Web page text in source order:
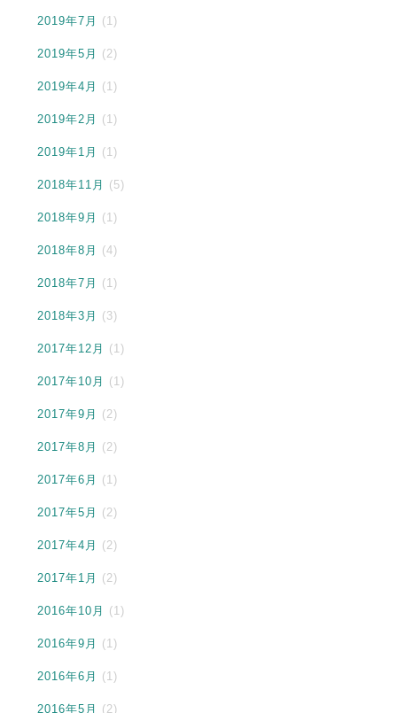
2019年7月 (1)
2019年5月 (2)
2019年4月 (1)
2019年2月 (1)
2019年1月 (1)
2018年11月 (5)
2018年9月 (1)
2018年8月 (4)
2018年7月 (1)
2018年3月 (3)
2017年12月 (1)
2017年10月 (1)
2017年9月 (2)
2017年8月 (2)
2017年6月 (1)
2017年5月 (2)
2017年4月 (2)
2017年1月 (2)
2016年10月 (1)
2016年9月 (1)
2016年6月 (1)
2016年5月 (2)